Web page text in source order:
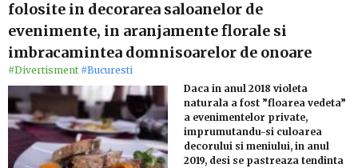
folosite in decorarea saloanelor de
evenimente, in aranjamente florale si
imbracamintea domnisoarelor de onoare
#Divertisment #Bucuresti
Daca in anul 2018 violeta
naturala a fost ”floarea vedeta”
a evenimentelor private,
imprumutandu-si culoarea
decorului si meniului, in anul
2019, desi se pastreaza tendinta